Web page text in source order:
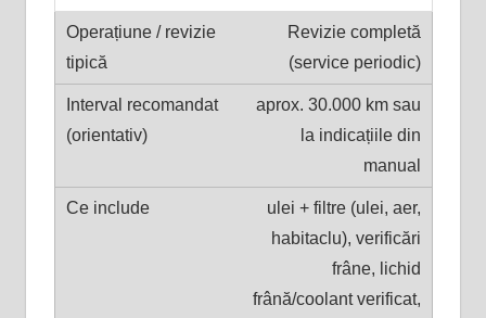
Revizie completă
(service periodic)
aprox. 30.000 km sau
la indicațiile din
manual
ulei + filtre (ulei, aer,
habitaclu), verificări
frâne, lichid
frână/coolant verificat,